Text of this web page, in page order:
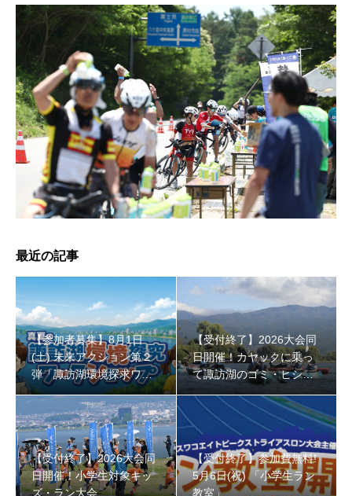
【受付終了】2026大会同日開催！小学生対象キッズ・ラ
【受付終了】参加費無料! 5月6日(祝) 「小学生ラン教室」
最近の記事
【参加者募集】8月1日
(土) 未来アクション第２
弾「諏訪湖環境探求ワー
クショップ」小学４年生
から！
【受付終了】2026大会同
日開催！カヤックに乗っ
て諏訪湖のゴミ・ヒシを
回収しよう！
【受付終了】2026大会同
日開催！小学生対象キッ
ズ・ラン大会
【受付終了】参加費無料!
5月6日(祝) 「小学生ラン
教室」